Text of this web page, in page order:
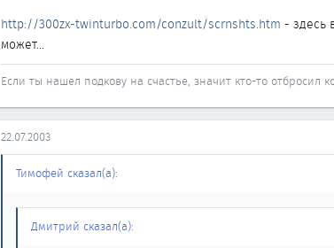
http://300zx-twinturbo.com/conzult/scrnshts.htm - здесь
может...
Если ты нашел подкову на счастье, значит кто-то отбросил
22.07.2003
Тимофей сказал(а):
Дмитрий сказал(а):